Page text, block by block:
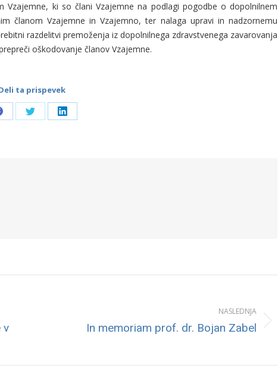
ki so člani Vzajemne na podlagi pogodbe o dopolnilnem
članom Vzajemne in Vzajemno, ter nalaga upravi in nadzornemu
razdelitvi premoženja iz dopolnilnega zdravstvenega zavarovanja
oškodovanje članov Vzajemne.
ta prispevek
Share Share
v
NASLEDNJA
In memoriam prof. dr. Bojan Zabel